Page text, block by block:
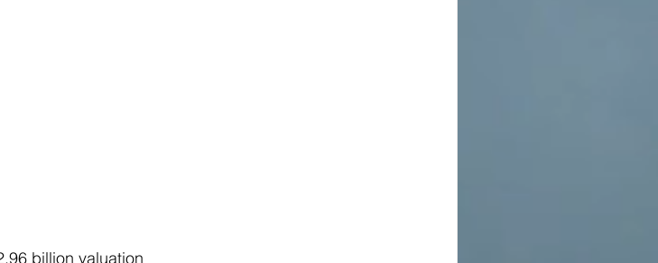
billion valuation